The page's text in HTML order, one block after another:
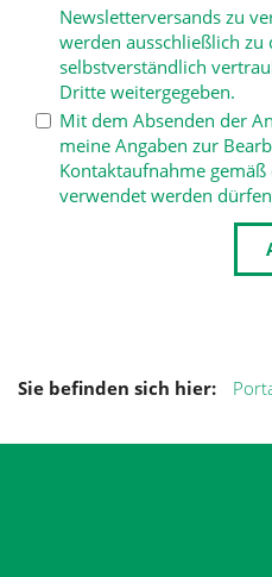
Newsletterversands zu
werden ausschließlich zu
selbstverständlich
Dritte weitergegeben.
Mit dem Absenden der
meine Angaben zur
Kontaktaufnahme gemäß
verwendet werden
Sie befinden sich hier: